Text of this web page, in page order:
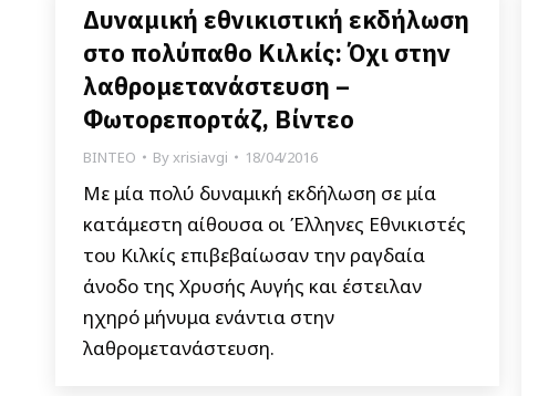
Δυναμική εθνικιστική εκδήλωση
στο πολύπαθο Κιλκίς: Όχι στην
λαθρομετανάστευση –
Φωτορεπορτάζ, Βίντεο
ΒΙΝΤΕΟ Byxrisiavgi 18/04/2016
Με μία πολύ δυναμική εκδήλωση σε μία
κατάμεστη αίθουσα οι Έλληνες Εθνικιστές
του Κιλκίς επιβεβαίωσαν την ραγδαία
άνοδο της Χρυσής Αυγής και έστειλαν
ηχηρό μήνυμα ενάντια στην
λαθρομετανάστευση.